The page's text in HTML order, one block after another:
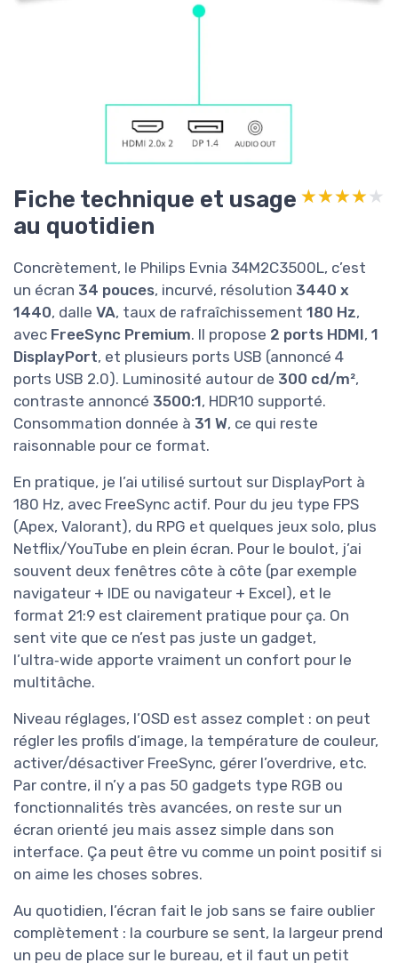
Fiche technique et usage
au quotidien
★★★★★
★★★★★
Concrètement, le Philips Evnia 34M2C3500L, c’est
un écran 34 pouces, incurvé, résolution 3440 x
1440, dalle VA, taux de rafraîchissement 180 Hz,
avec FreeSync Premium. Il propose 2 ports HDMI, 1
DisplayPort, et plusieurs ports USB (annoncé 4
ports USB 2.0). Luminosité autour de 300 cd/m²,
contraste annoncé 3500:1, HDR10 supporté.
Consommation donnée à 31 W, ce qui reste
raisonnable pour ce format.
En pratique, je l’ai utilisé surtout sur DisplayPort à
180 Hz, avec FreeSync actif. Pour du jeu type FPS
(Apex, Valorant), du RPG et quelques jeux solo, plus
Netflix/YouTube en plein écran. Pour le boulot, j’ai
souvent deux fenêtres côte à côte (par exemple
navigateur + IDE ou navigateur + Excel), et le
format 21:9 est clairement pratique pour ça. On
sent vite que ce n’est pas juste un gadget,
l’ultra‑wide apporte vraiment un confort pour le
multitâche.
Niveau réglages, l’OSD est assez complet : on peut
régler les profils d’image, la température de couleur,
activer/désactiver FreeSync, gérer l’overdrive, etc.
Par contre, il n’y a pas 50 gadgets type RGB ou
fonctionnalités très avancées, on reste sur un
écran orienté jeu mais assez simple dans son
interface. Ça peut être vu comme un point positif si
on aime les choses sobres.
Au quotidien, l’écran fait le job sans se faire oublier
complètement : la courbure se sent, la largeur prend
un peu de place sur le bureau, et il faut un petit